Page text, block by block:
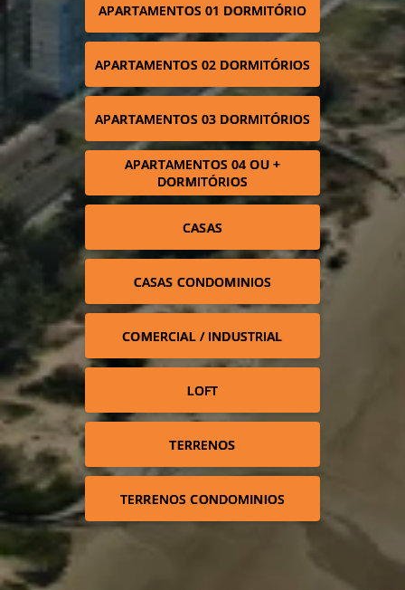
APARTAMENTOS 01 DORMITÓRIO
APARTAMENTOS 02 DORMITÓRIOS
APARTAMENTOS 03 DORMITÓRIOS
APARTAMENTOS 04 OU +
DORMITÓRIOS
CASAS
CASAS CONDOMINIOS
COMERCIAL / INDUSTRIAL
LOFT
TERRENOS
TERRENOS CONDOMINIOS